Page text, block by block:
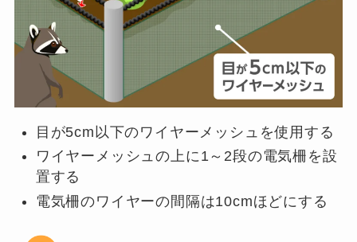
目が5cm以下のワイヤーメッシュを使用する
ワイヤーメッシュの上に1～2段の電気柵を設
置する
電気柵のワイヤーの間隔は10cmほどにする